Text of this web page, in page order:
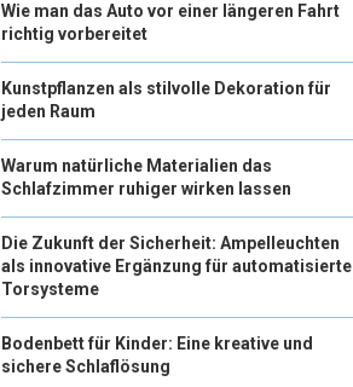
Wie man das Auto vor einer längeren Fahrt
richtig vorbereitet
Kunstpflanzen als stilvolle Dekoration für
jeden Raum
Warum natürliche Materialien das
Schlafzimmer ruhiger wirken lassen
Die Zukunft der Sicherheit: Ampelleuchten
als innovative Ergänzung für automatisierte
Torsysteme
Bodenbett für Kinder: Eine kreative und
sichere Schlaflösung